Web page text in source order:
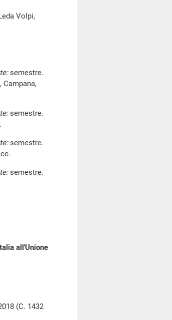
Volpi,
semestre.
Campana,
semestre.
semestre.
semestre.
all'Unione
(C. 1432